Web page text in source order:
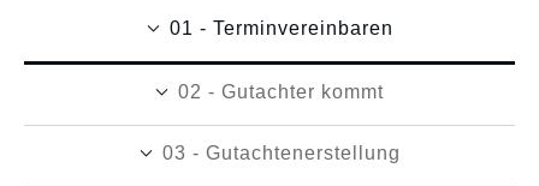
01 - Terminvereinbaren
02 - Gutachter kommt
03 - Gutachtenerstellung